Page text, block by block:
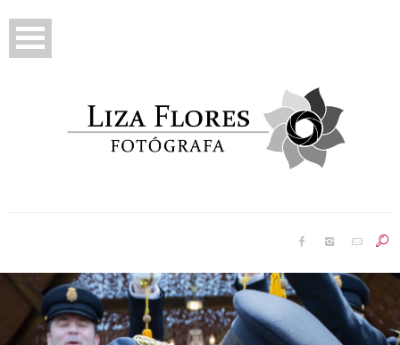
Reportajes
Famosos